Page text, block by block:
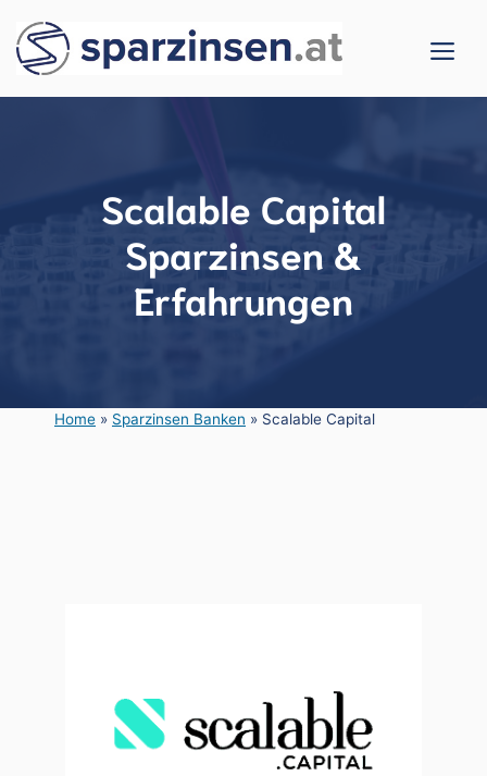
Inhalt
springen
Scalable Capital
Sparzinsen &
Erfahrungen
Home » Sparzinsen Banken » Scalable Capital